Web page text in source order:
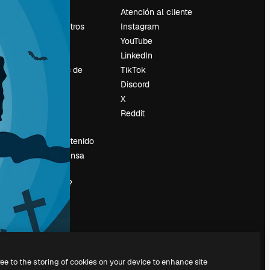
Sobre nosotros
Empleo
Tendencias de
Vender contenido
Sala de prensa
magnific.ai?
Atención al cliente
Instagram
YouTube
LinkedIn
TikTok
Discord
X
Reddit
to the storing of cookies on your device to enhance site